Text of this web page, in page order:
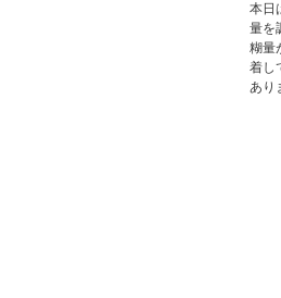
本日
量を
糊量
着し
あり